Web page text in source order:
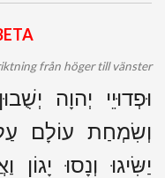
från höger till vänster
וּפְדוּיֵי יְהוָה
וְשִׂמְחַת עוֹלָם
יַשִּׂיגוּ וְנָסוּ יָגוֹן